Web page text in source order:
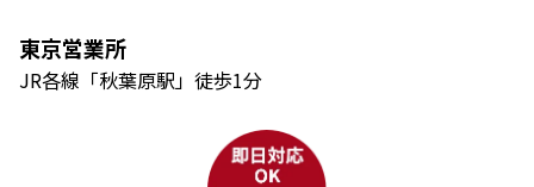
東京営業所
JR各線「秋葉原駅」徒歩1分